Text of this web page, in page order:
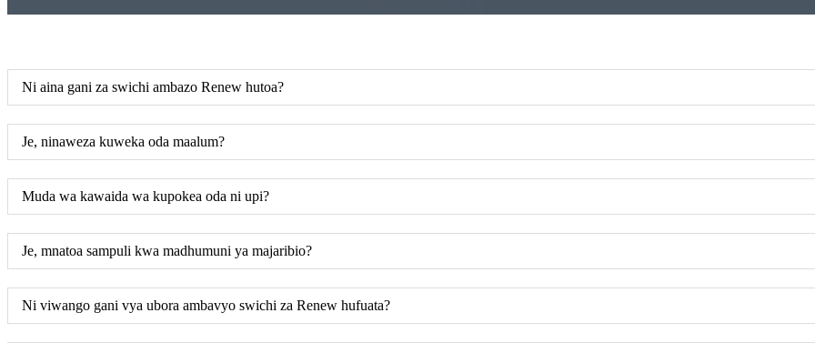
Ni aina gani za swichi ambazo Renew hutoa?
Je, ninaweza kuweka oda maalum?
Muda wa kawaida wa kupokea oda ni upi?
Je, mnatoa sampuli kwa madhumuni ya majaribio?
Ni viwango gani vya ubora ambavyo swichi za Renew hufuata?